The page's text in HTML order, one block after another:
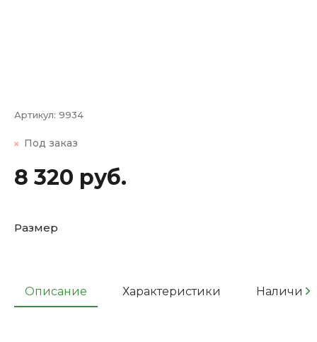
Артикул: 9934
Под заказ
8 320 руб.
Размер
Описание Характеристики Наличие